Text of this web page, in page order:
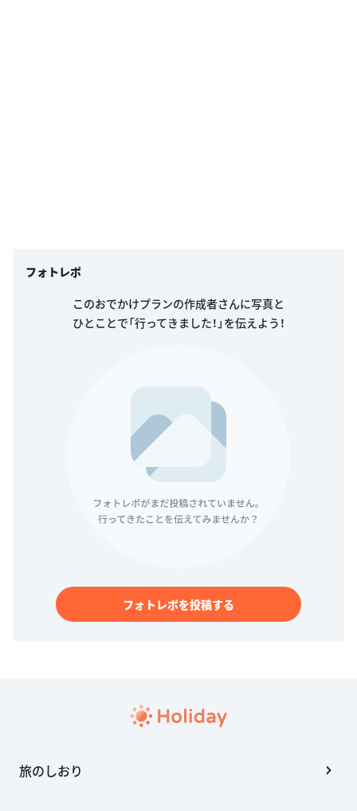
フォトレポ
このおでかけプランの作成者さんに写真と
ひとことで「行ってきました！」を伝えよう！
フォトレポを投稿する
旅のしおり